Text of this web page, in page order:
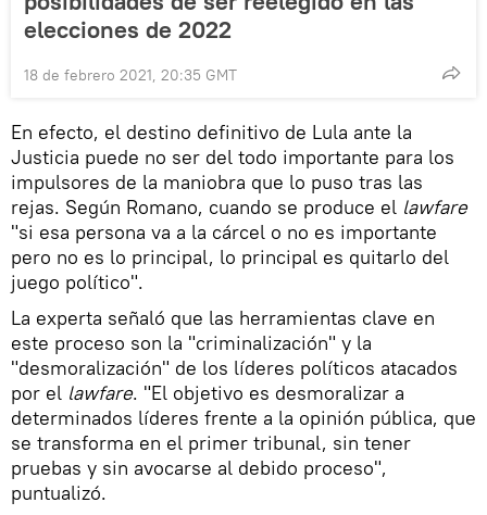
elecciones de 2022
18 de febrero 2021, 20:35 GMT
En efecto, el destino definitivo de Lula ante la
Justicia puede no ser del todo importante para los
impulsores de la maniobra que lo puso tras las
rejas. Según Romano, cuando se produce el lawfare
"si esa persona va a la cárcel o no es importante
pero no es lo principal, lo principal es quitarlo del
juego político".
La experta señaló que las herramientas clave en
este proceso son la "criminalización" y la
"desmoralización" de los líderes políticos atacados
por el lawfare. "El objetivo es desmoralizar a
determinados líderes frente a la opinión pública, que
se transforma en el primer tribunal, sin tener
pruebas y sin avocarse al debido proceso",
puntualizó.